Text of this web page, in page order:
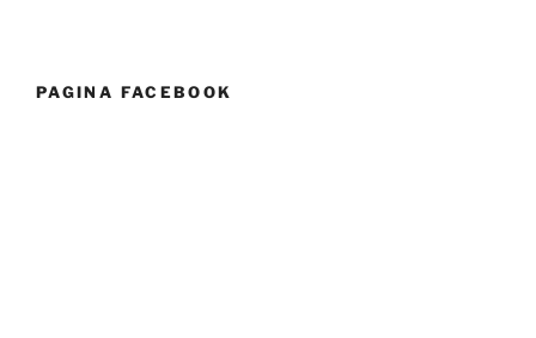
PAGINA FACEBOOK